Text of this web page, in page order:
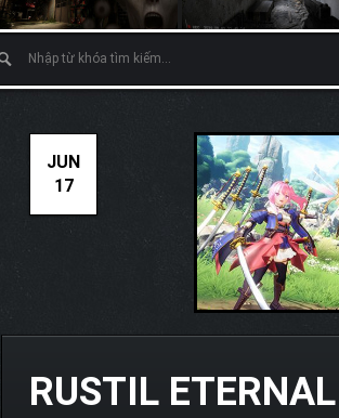
JUN
17
RUSTIL